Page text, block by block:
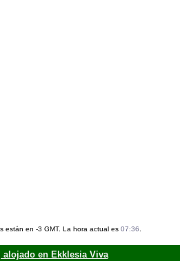
están en -3 GMT. La hora actual es 07:36
alojado en Ekklesia Viva